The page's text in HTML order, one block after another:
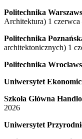
Politechnika
Architektura) 1
Politechnika
architektonicznych) 1
Politechnika
Uniwersytet
Szkoła Główna
2026
Uniwersytet